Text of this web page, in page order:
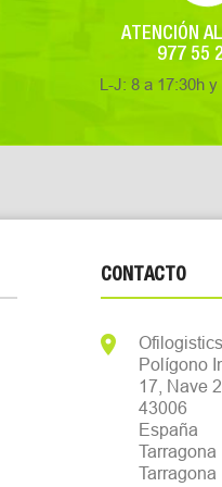
ATENCIÓN
977 55
L-J: 8 a 17:30h y
CONTACTO

Ofilogistics
Polígono
17, Nave
43006
España
Tarragona
Tarragona